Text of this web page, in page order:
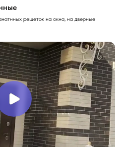
решеток на окна, на дверные